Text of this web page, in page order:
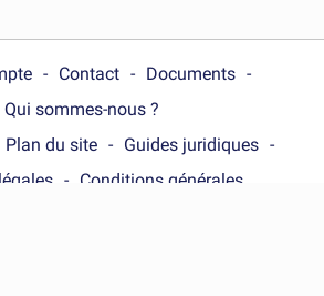
Contact
Documents
Qui sommes-nous ?
Plan du site
Guides juridiques
Conditions générales